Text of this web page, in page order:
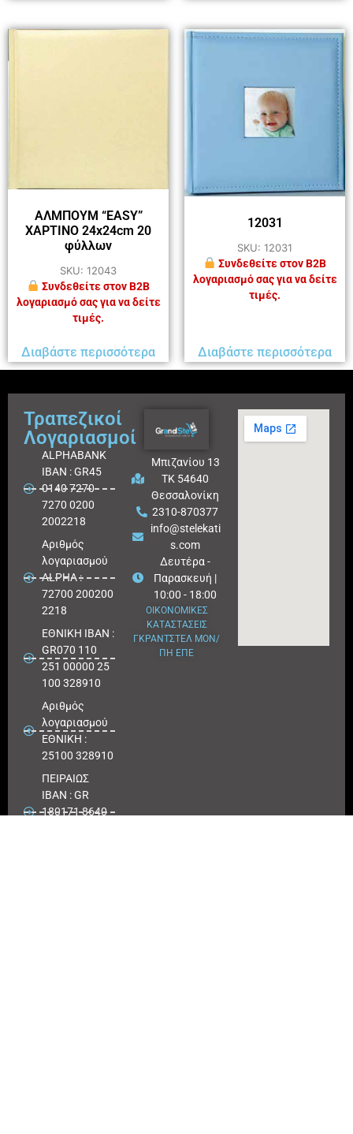
ΑΛΜΠΟΥΜ “EASY”
ΧΑΡΤΙΝΟ 24x24cm 20
φύλλων
SKU: 12043
Συνδεθείτε στον B2B
λογαριασμό σας για να δείτε
τιμές.
Διαβάστε περισσότερα
12031
SKU: 12031
Συνδεθείτε στον B2B
λογαριασμό σας για να δείτε
τιμές.
Διαβάστε περισσότερα
Τραπεζικοί
Λογαριασμοί
ALPHABANK
IBAN : GR45
0140 7270
7270 0200
2002218
Aριθμός
λογαριασμού
ALPHA :
72700 200200
2218
ΕΘΝΙΚΗ ΙΒΑΝ :
GR070 110
251 00000 25
100 328910
Αριθμός
λογαριασμού
ΕΘΝΙΚΗ :
25100 328910
ΠΕΙΡΑΙΩΣ
IBAN : GR
180171 8640
Μπιζανίου 13
ΤΚ 54640
Θεσσαλονίκη
2310-870377
info@stelekati
s.com
Δευτέρα -
Παρασκευή |
10:00 - 18:00
ΟΙΚΟΝΟΜΙΚΕΣ
ΚΑΤΑΣΤΑΣΕΙΣ
ΓΚΡΑΝΤΣΤΕΛ ΜΟΝ/
ΠΗ ΕΠΕ